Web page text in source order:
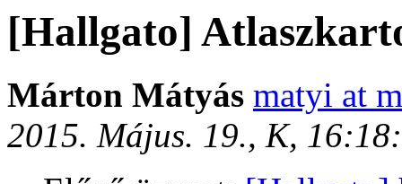
[Hallgato]
Márton Mátyás matyi at
2015. Május. 19., K,